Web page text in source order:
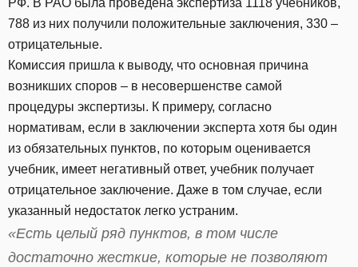
РФ. В РАО была проведена экспертиза 1118 учебников,
788 из них получили положительные заключения, 330 –
отрицательные.
Комиссия пришла к выводу, что основная причина
возникших споров – в несовершенстве самой
процедуры экспертизы. К примеру, согласно
нормативам, если в заключении эксперта хотя бы один
из обязательных пунктов, по которым оценивается
учебник, имеет негативный ответ, учебник получает
отрицательное заключение. Даже в том случае, если
указанный недостаток легко устраним.
«Есть целый ряд пунктов, в том числе
достаточно жесткие, которые не позволяют